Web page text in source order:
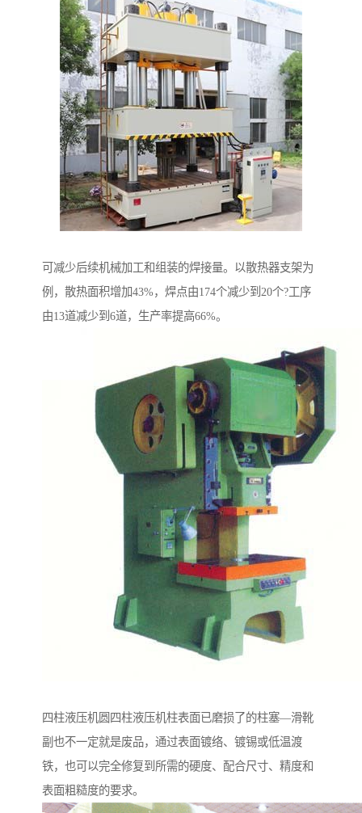
可减少后续机械加工和组装的焊接量。以散热器支架为
例，散热面积增加43%，焊点由174个减少到20个?工序
由13道减少到6道，生产率提高66%。
四柱液压机圆四柱液压机柱表面已磨损了的柱塞—滑靴
副也不一定就是废品，通过表面镀络、镀锡或低温渡
铁，也可以完全修复到所需的硬度、配合尺寸、精度和
表面粗糙度的要求。